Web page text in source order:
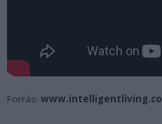
Forrás: www.intelligentliving.co